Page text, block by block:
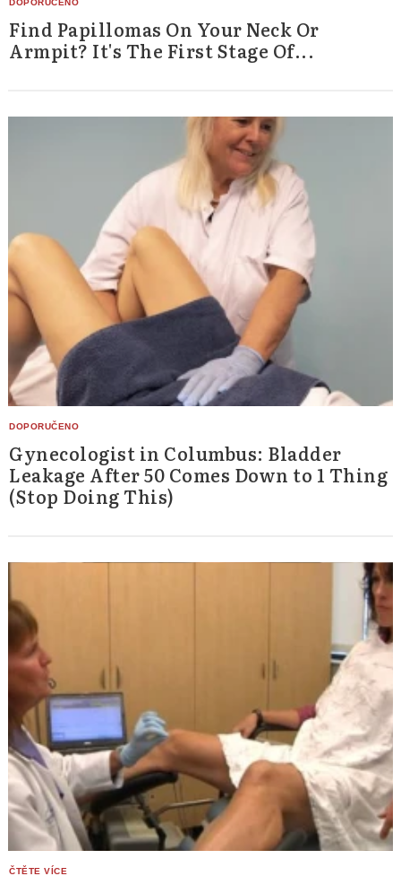
Find Papillomas On Your Neck Or
Armpit? It's The First Stage Of...
Gynecologist in Columbus: Bladder
Leakage After 50 Comes Down to 1 Thing
(Stop Doing This)